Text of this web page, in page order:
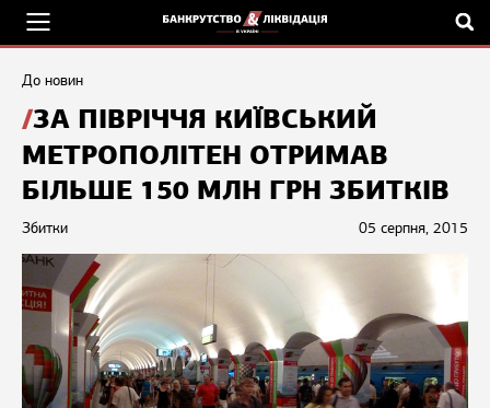
До новин
ЗА ПІВРІЧЧЯ КИЇВСЬКИЙ
МЕТРОПОЛІТЕН ОТРИМАВ
БІЛЬШЕ 150 МЛН ГРН ЗБИТКІВ
05 серпня, 2015
Збитки